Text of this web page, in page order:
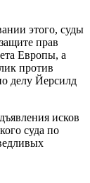
этого, суды
прав
Европы, а
против
делу Йерсилд
исков
суда по